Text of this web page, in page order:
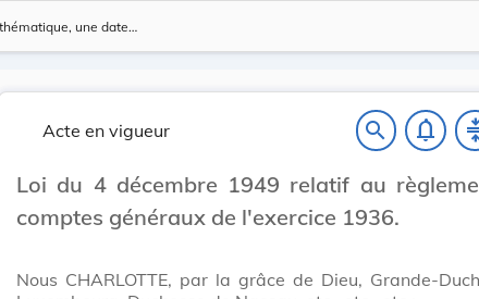
Acte en vigueur search notifications_none
Loi du 4 décembre 1949 relatif au
comptes généraux de l'exercice 1936.
Nous CHARLOTTE, par la grâce de Dieu, Grande-